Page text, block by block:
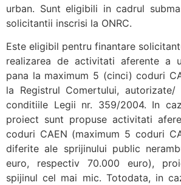
urban. Sunt eligibili in cadrul
solicitantii inscrisi la ONRC.
Este eligibil pentru finantare
realizarea de activitati aferente a
pana la maximum 5 (cinci) coduri
la Registrul Comertului, autorizate/
conditiile Legii nr. 359/2004. In
proiect sunt propuse activitati
coduri CAEN (maximum 5 coduri
diferite ale sprijinului public
euro, respectiv 70.000 euro),
spijinul cel mai mic. Totodata, in